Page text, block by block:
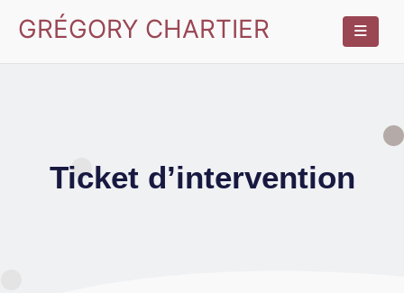
GRÉGORY CHARTIER
Ticket d’intervention